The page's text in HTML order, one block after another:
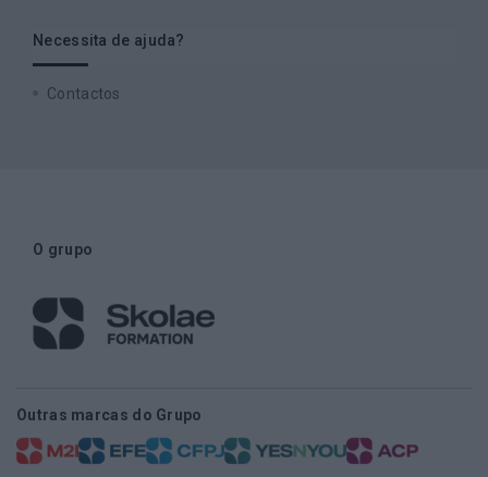
Necessita de ajuda?
Contactos
O grupo
Outras marcas do Grupo